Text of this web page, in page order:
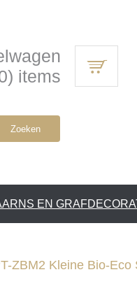
items
Zoeken
EN
ZBM2 Kleine Bio-